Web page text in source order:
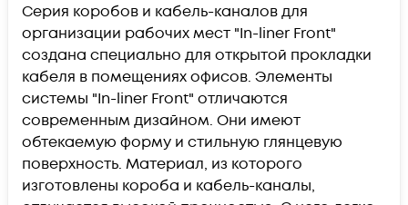
Серия коробов и кабель-каналов для
организации рабочих мест "In-liner Front"
создана специально для открытой прокладки
кабеля в помещениях офисов. Элементы
системы "In-liner Front" отличаются
современным дизайном. Они имеют
обтекаемую форму и стильную глянцевую
поверхность. Материал, из которого
изготовлены короба и кабель-каналы,